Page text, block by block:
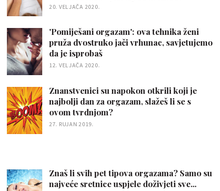
20. VELJAČA 2020.
'Pomiješani orgazam': ova tehnika ženi
pruža dvostruko jači vrhunac, savjetujemo
da je isprobaš
12. VELJAČA 2020.
Znanstvenici su napokon otkrili koji je
najbolji dan za orgazam, slažeš li se s
ovom tvrdnjom?
27. RUJAN 2019.
Znaš li svih pet tipova orgazama? Samo su
najveće sretnice uspjele doživjeti sve...